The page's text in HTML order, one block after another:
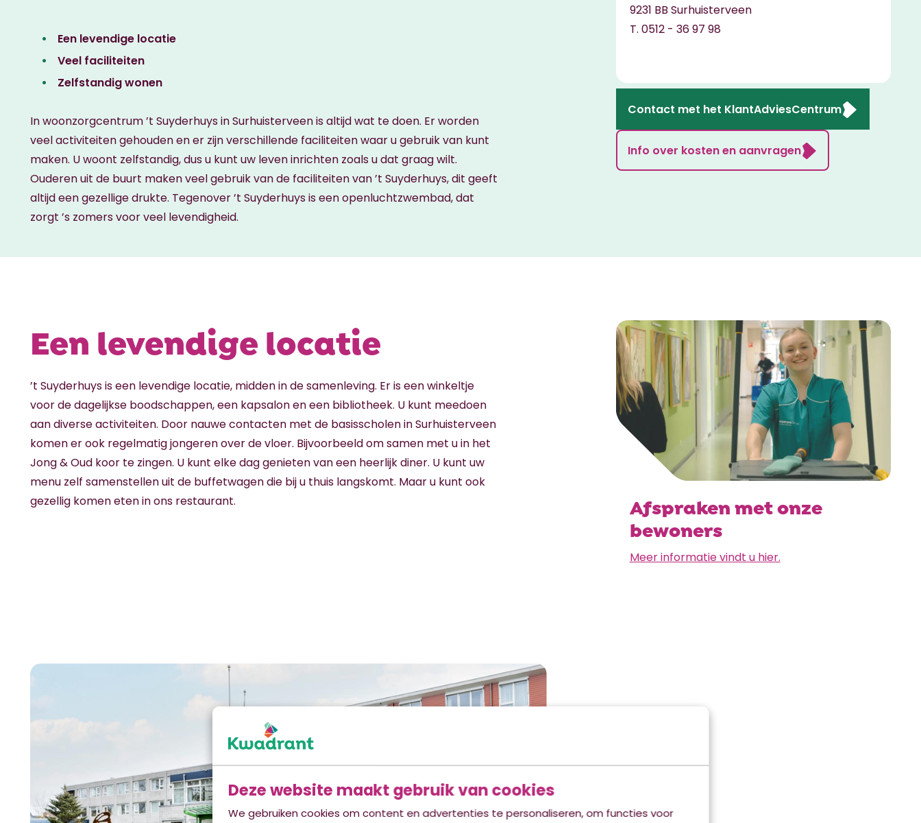
Deze website maakt gebruik van cookies
We gebruiken cookies om content en advertenties te personaliseren, om functies voor
Een levendige locatie
Veel faciliteiten
Zelfstandig wonen
In woonzorgcentrum ’t Suyderhuys in Surhuisterveen is altijd wat te doen. Er worden
veel activiteiten gehouden en er zijn verschillende faciliteiten waar u gebruik van kunt
maken. U woont zelfstandig, dus u kunt uw leven inrichten zoals u dat graag wilt.
Ouderen uit de buurt maken veel gebruik van de faciliteiten van ’t Suyderhuys, dit geeft
altijd een gezellige drukte. Tegenover ’t Suyderhuys is een openluchtzwembad, dat
zorgt ’s zomers voor veel levendigheid.
9231 BB Surhuisterveen
T. 0512 - 36 97 98
Contact met het KlantAdviesCentrum
Info over kosten en aanvragen
Een levendige locatie
’t Suyderhuys is een levendige locatie, midden in de samenleving. Er is een winkeltje
voor de dagelijkse boodschappen, een kapsalon en een bibliotheek. U kunt meedoen
aan diverse activiteiten. Door nauwe contacten met de basisscholen in Surhuisterveen
komen er ook regelmatig jongeren over de vloer. Bijvoorbeeld om samen met u in het
Jong & Oud koor te zingen. U kunt elke dag genieten van een heerlijk diner. U kunt uw
menu zelf samenstellen uit de buffetwagen die bij u thuis langskomt. Maar u kunt ook
gezellig komen eten in ons restaurant.
Afspraken met onze
bewoners
Meer informatie vindt u hier.